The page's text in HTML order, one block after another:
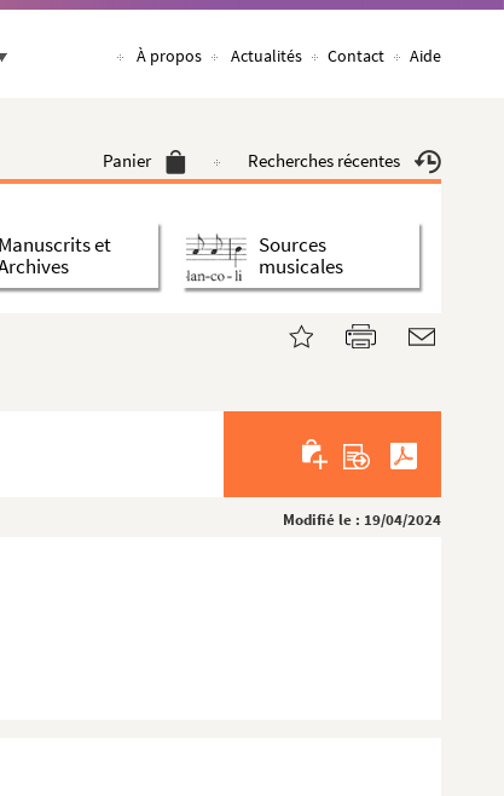
À propos Actualités Contact Aide
Panier Recherches récentes
Manuscrits et
Sources
musicales
Modifié le : 19/04/2024